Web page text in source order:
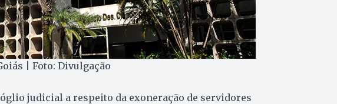
| Foto: Divulgação
judicial a respeito da exoneração de servidores